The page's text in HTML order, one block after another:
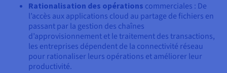
Rationalisation des opérations commerciales : De
l’accès aux applications cloud au partage de fichiers en
passant par la gestion des chaînes
d’approvisionnement et le traitement des transactions,
les entreprises dépendent de la connectivité réseau
pour rationaliser leurs opérations et améliorer leur
productivité.